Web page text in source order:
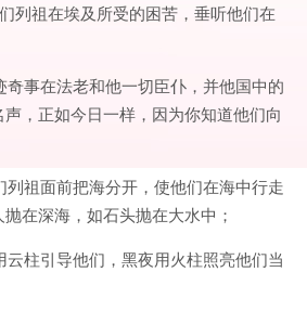
列祖在埃及所受的困苦，垂听他们在
奇事在法老和他一切臣仆，并他国中的
，正如今日一样，因为你知道他们向
列祖面前把海分开，使他们在海中行走
在深海，如石头抛在大水中；
云柱引导他们，黑夜用火柱照亮他们当